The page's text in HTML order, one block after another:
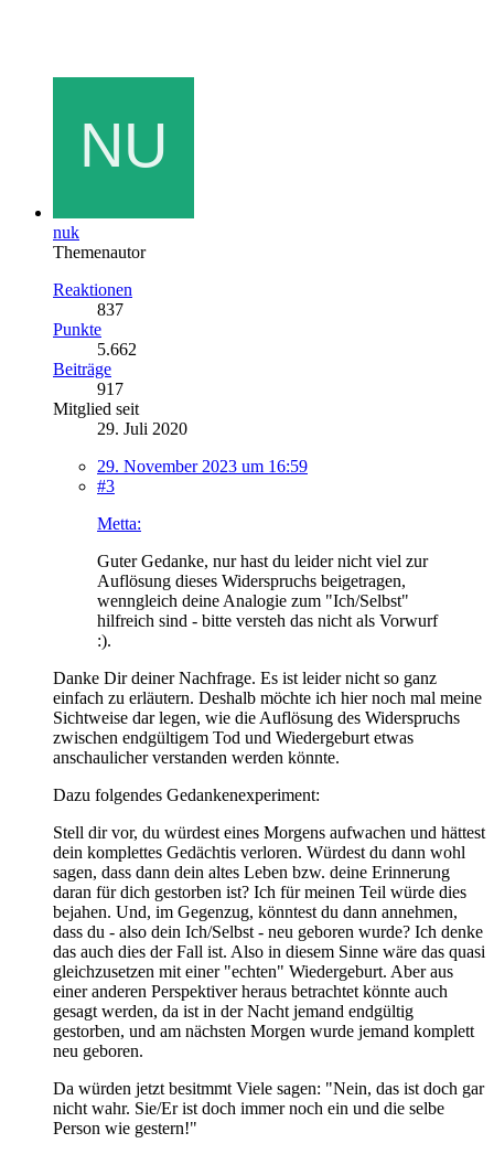
nuk
Themenautor
Reaktionen
837
Punkte
5.662
Beiträge
917
Mitglied seit
29. Juli 2020
29. November 2023 um 16:59
#3
Metta:
Guter Gedanke, nur hast du leider nicht viel zur
Auflösung dieses Widerspruchs beigetragen,
wenngleich deine Analogie zum "Ich/Selbst"
hilfreich sind - bitte versteh das nicht als Vorwurf
:).
Danke Dir deiner Nachfrage. Es ist leider nicht so ganz
einfach zu erläutern. Deshalb möchte ich hier noch mal meine
Sichtweise dar legen, wie die Auflösung des Widerspruchs
zwischen endgültigem Tod und Wiedergeburt etwas
anschaulicher verstanden werden könnte.
Dazu folgendes Gedankenexperiment:
Stell dir vor, du würdest eines Morgens aufwachen und hättest
dein komplettes Gedächtis verloren. Würdest du dann wohl
sagen, dass dann dein altes Leben bzw. deine Erinnerung
daran für dich gestorben ist? Ich für meinen Teil würde dies
bejahen. Und, im Gegenzug, könntest du dann annehmen,
dass du - also dein Ich/Selbst - neu geboren wurde? Ich denke
das auch dies der Fall ist. Also in diesem Sinne wäre das quasi
gleichzusetzen mit einer "echten" Wiedergeburt. Aber aus
einer anderen Perspektiver heraus betrachtet könnte auch
gesagt werden, da ist in der Nacht jemand endgültig
gestorben, und am nächsten Morgen wurde jemand komplett
neu geboren.
Da würden jetzt besitmmt Viele sagen: "Nein, das ist doch gar
nicht wahr. Sie/Er ist doch immer noch ein und die selbe
Person wie gestern!"